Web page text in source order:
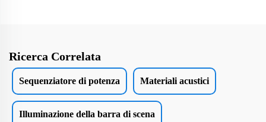
Ricerca Correlata
Sequenziatore di potenza Materiali acustici
Illuminazione della barra di scena